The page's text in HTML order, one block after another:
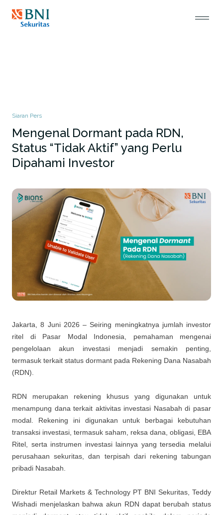
Siaran Pers
Mengenal Dormant pada RDN,
Status “Tidak Aktif” yang Perlu
Dipahami Investor
Jakarta, 8 Juni 2026 – Seiring meningkatnya jumlah investor
ritel di Pasar Modal Indonesia, pemahaman mengenai
pengelolaan akun investasi menjadi semakin penting,
termasuk terkait status dormant pada Rekening Dana Nasabah
(RDN).
RDN merupakan rekening khusus yang digunakan untuk
menampung dana terkait aktivitas investasi Nasabah di pasar
modal. Rekening ini digunakan untuk berbagai kebutuhan
transaksi investasi, termasuk saham, reksa dana, obligasi, EBA
Ritel, serta instrumen investasi lainnya yang tersedia melalui
perusahaan sekuritas, dan terpisah dari rekening tabungan
pribadi Nasabah.
Direktur Retail Markets & Technology PT BNI Sekuritas, Teddy
Wishadi menjelaskan bahwa akun RDN dapat berubah status